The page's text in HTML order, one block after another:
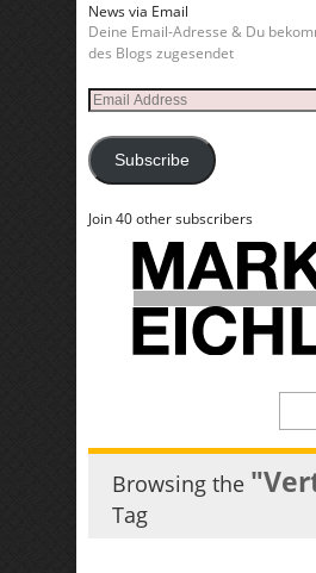
News via Email
Deine Email-Adresse & Du
des Blogs zugesendet
Email
Address
Subscribe
Join 40 other subscribers
Browsing the
Tag